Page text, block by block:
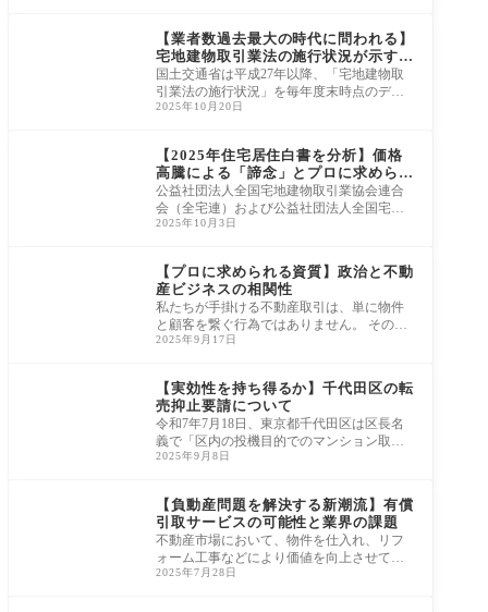
【業者数過去最大の時代に問われる】
宅地建物取引業法の施行状況が示す競
争構造の理解
国土交通省は平成27年以降、「宅地建物取
引業法の施行状況」を毎年度末時点のデー
タに基づき公表しています。 この統計資料
2025年10月20日
【2025年住宅居住白書を分析】価格
高騰による「諦念」とプロに求められ
る透明性
公益社団法人全国宅地建物取引業協会連合
会（全宅連）および公益社団法人全国宅地
建物取引業保証協会（全宅保証）は、20歳
2025年10月3日
【プロに求められる資質】政治と不動
産ビジネスの相関性
私たちが手掛ける不動産取引は、単に物件
と顧客を繋ぐ行為ではありません。 その背
景には、常に社会の潮流、そして「政治の
2025年9月17日
【実効性を持ち得るか】千代田区の転
売抑止要請について
令和7年7月18日、東京都千代田区は区長名
義で「区内の投機目的でのマンション取引
等に関する要請について」を公表し、一般
2025年9月8日
【負動産問題を解決する新潮流】有償
引取サービスの可能性と業界の課題
不動産市場において、物件を仕入れ、リフ
ォーム工事などにより価値を向上させて再
販する事業は、古くから不動産会社の収益
2025年7月28日